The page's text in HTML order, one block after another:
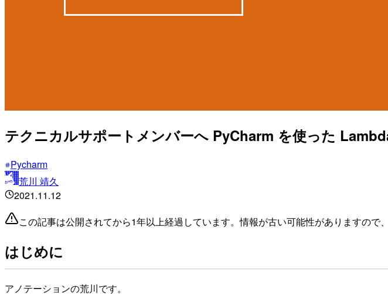
テクニカルサポートメンバーへ PyCharm を使った
Pycharm
荒川 靖久
2021.11.12
この記事は公開されてから1年以上経過しています。情報が古い可能性がありますので
はじめに
アノテーションの荒川です。